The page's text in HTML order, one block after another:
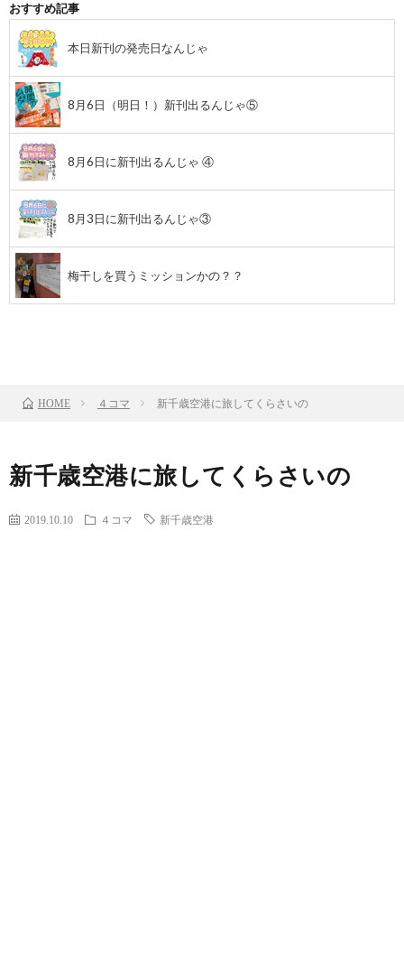
おすすめ記事
本日新刊の発売日なんじゃ
8月6日（明日！）新刊出るんじゃ⑤
8月6日に新刊出るんじゃ ④
8月3日に新刊出るんじゃ③
梅干しを買うミッションかの？？
HOME ４コマ 新千歳空港に旅してくらさいの
新千歳空港に旅してくらさいの
2019.10.10 ４コマ 新千歳空港